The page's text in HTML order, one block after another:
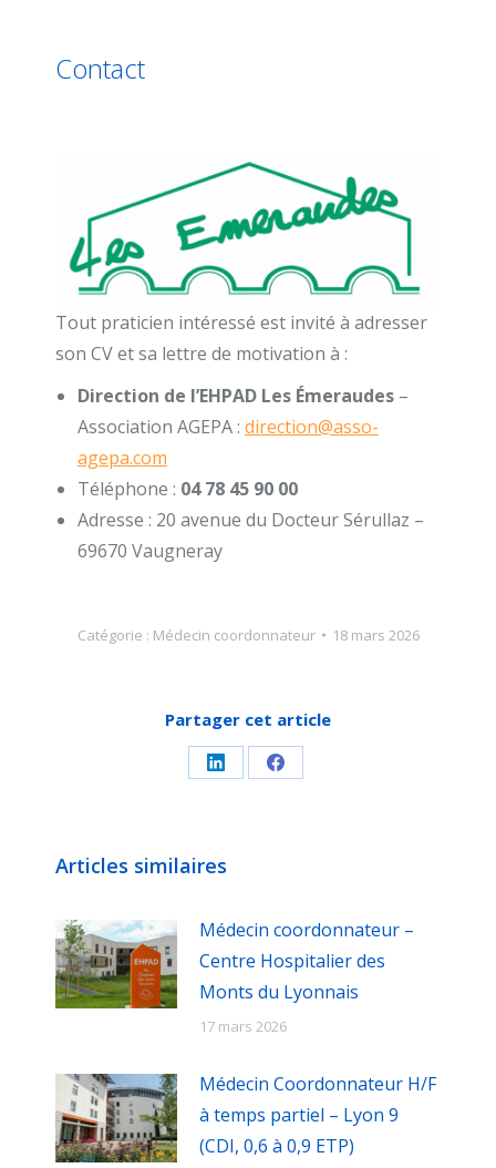
Contact
Tout praticien intéressé est invité à adresser
son CV et sa lettre de motivation à :
Direction de l’EHPAD Les Émeraudes –
Association AGEPA : direction@asso-
agepa.com
Téléphone : 04 78 45 90 00
Adresse : 20 avenue du Docteur Sérullaz –
69670 Vaugneray
Catégorie : Médecin coordonnateur 18 mars 2026
Partager cet article
PartagerPartager
Articles similaires
Médecin coordonnateur –
Centre Hospitalier des
Monts du Lyonnais
17 mars 2026
Médecin Coordonnateur H/F
à temps partiel – Lyon 9
(CDI, 0,6 à 0,9 ETP)